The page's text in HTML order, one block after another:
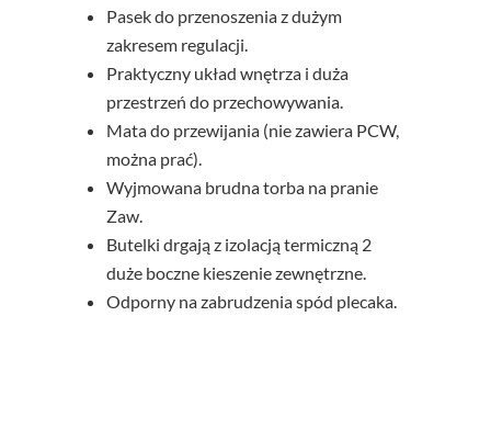
Pasek do przenoszenia z dużym
zakresem regulacji.
Praktyczny układ wnętrza i duża
przestrzeń do przechowywania.
Mata do przewijania (nie zawiera PCW,
można prać).
Wyjmowana brudna torba na pranie
Zaw.
Butelki drgają z izolacją termiczną 2
duże boczne kieszenie zewnętrzne.
Odporny na zabrudzenia spód plecaka.